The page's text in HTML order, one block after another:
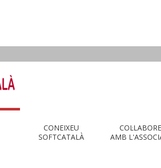
CONEIXEU
SOFTCATALÀ
AMB